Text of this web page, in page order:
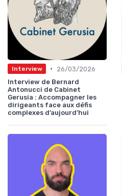
Interview •
26/03/2026
Interview de Bernard
Antonucci de Cabinet
Gerusia : Accompagner les
dirigeants face aux défis
complexes d’aujourd’hui